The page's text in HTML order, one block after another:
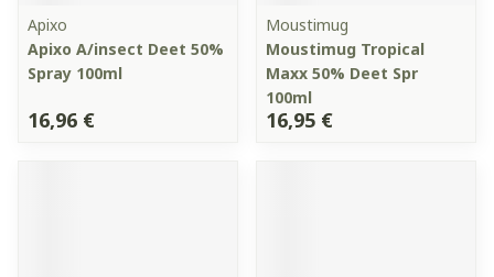
Apixo
Apixo A/insect Deet 50%
Spray 100ml
16,96 €
Moustimug
Moustimug Tropical
Maxx 50% Deet Spr
100ml
16,95 €